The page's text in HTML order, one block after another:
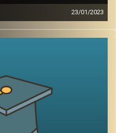
23/01/2023
בשבועות האחרונים מקדמת
המשפט. כתוצאה מכך, הרוחות
AudioVersity